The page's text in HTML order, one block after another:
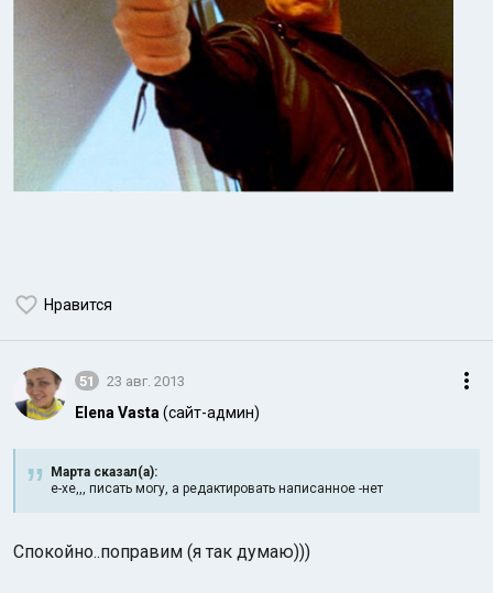
Нравится
51 23 авг. 2013
Elena Vasta (сайт-админ)
Марта сказал(а):
е-хе,,, писать могу, а редактировать написанное -нет
Спокойно..поправим (я так думаю)))